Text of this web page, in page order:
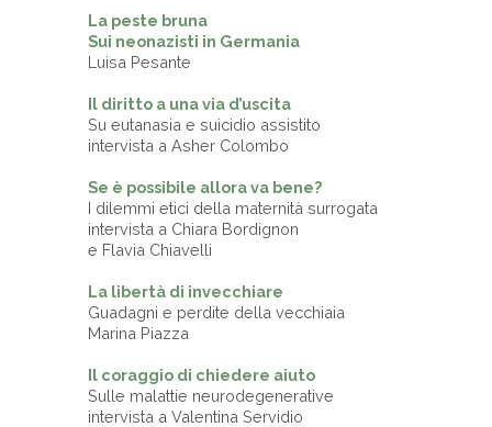
La peste bruna
Sui neonazisti in Germania
Luisa Pesante
Il diritto a una via d’uscita
Su eutanasia e suicidio assistito
intervista a Asher Colombo
Se è possibile allora va bene?
I dilemmi etici della maternità surrogata
intervista a Chiara Bordignon
e Flavia Chiavelli
La libertà di invecchiare
Guadagni e perdite della vecchiaia
Marina Piazza
Il coraggio di chiedere aiuto
Sulle malattie neurodegenerative
intervista a Valentina Servidio